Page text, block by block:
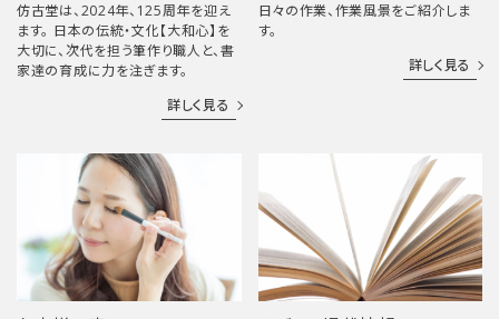
仿古堂は、2024年、125周年を迎え
ます。 日本の伝統・文化【大和心】を
大切に、次代を担う筆作り職人と、書
家達の育成に力を注ぎます。
詳しく見る
日々の作業、作業風景をご紹介しま
す。
詳しく見る